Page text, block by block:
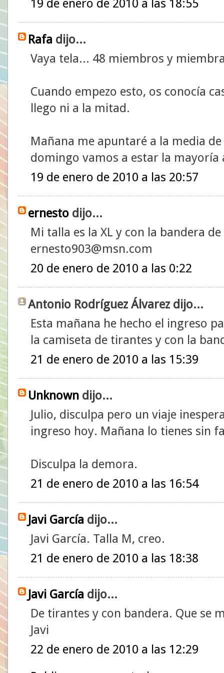
19 de enero de 2010 a las 18:55
Rafa dijo...
Vaya tela... 48 miembros y
Cuando empezo esto, os conocía
llego ni a la mitad.
Mañana me apuntaré a la media
domingo vamos a estar la mayoría
19 de enero de 2010 a las 20:57
ernesto dijo...
Mi talla es la XL y con la bandera
ernesto903@msn.com
20 de enero de 2010 a las 0:22
Antonio Rodríguez Álvarez dijo...
Esta mañana he hecho el ingreso
la camiseta de tirantes y con la
21 de enero de 2010 a las 15:39
Unknown dijo...
Julio, disculpa pero un viaje
ingreso hoy. Mañana lo tienes sin
Disculpa la demora.
21 de enero de 2010 a las 16:54
Javi García dijo...
Javi García. Talla M, creo.
21 de enero de 2010 a las 18:38
Javi García dijo...
De tirantes y con bandera. Que se
Javi
22 de enero de 2010 a las 12:29